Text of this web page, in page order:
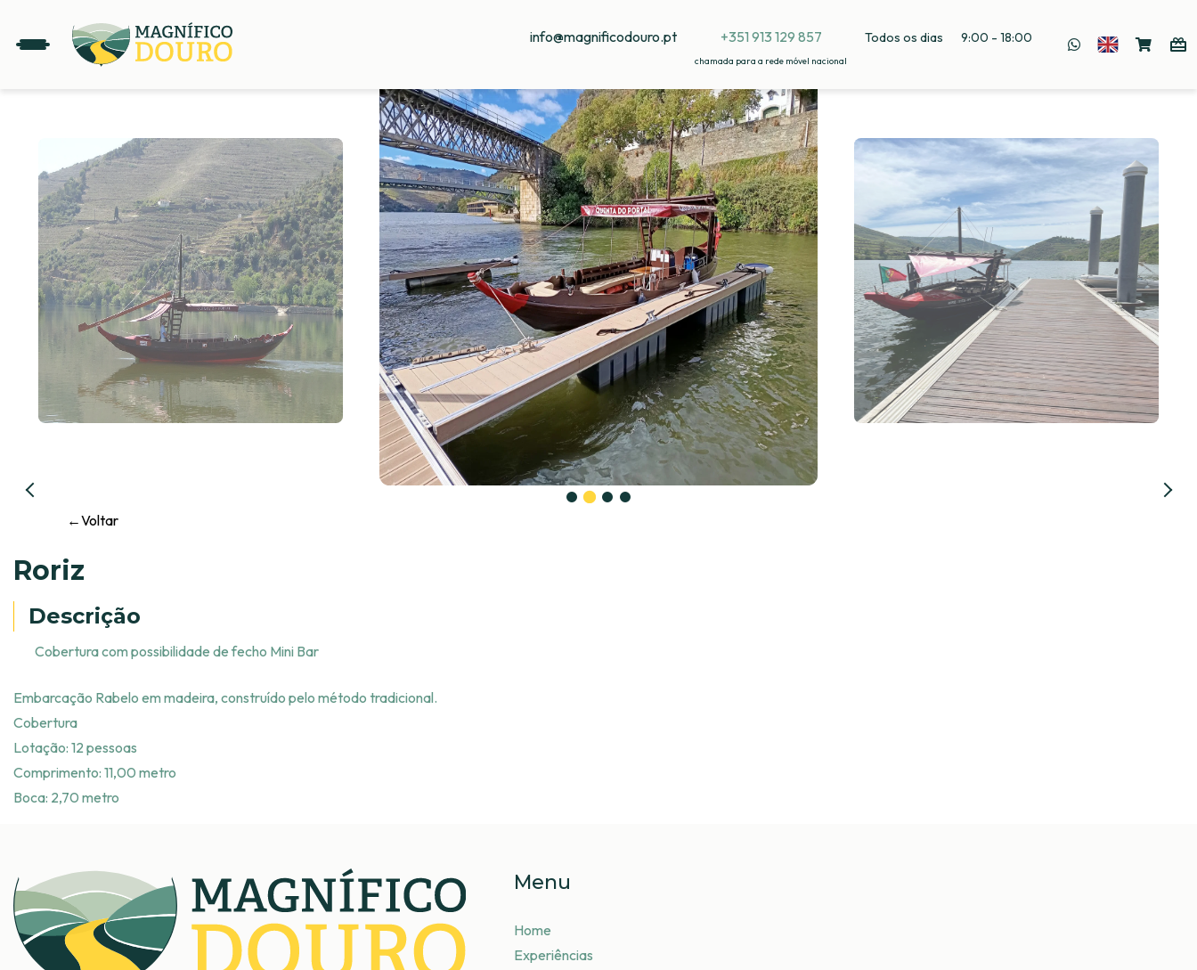
info@magnificodouro.pt +351 913 129 857
chamada para a rede móvel nacional
Todos os dias 9:00 - 18:00
←Voltar
Roriz
Descrição
Cobertura com possibilidade de fecho Mini Bar
Embarcação Rabelo em madeira, construído pelo método tradicional.
Cobertura
Lotação: 12 pessoas
Comprimento: 11,00 metro
Boca: 2,70 metro
Menu
Home
Experiências